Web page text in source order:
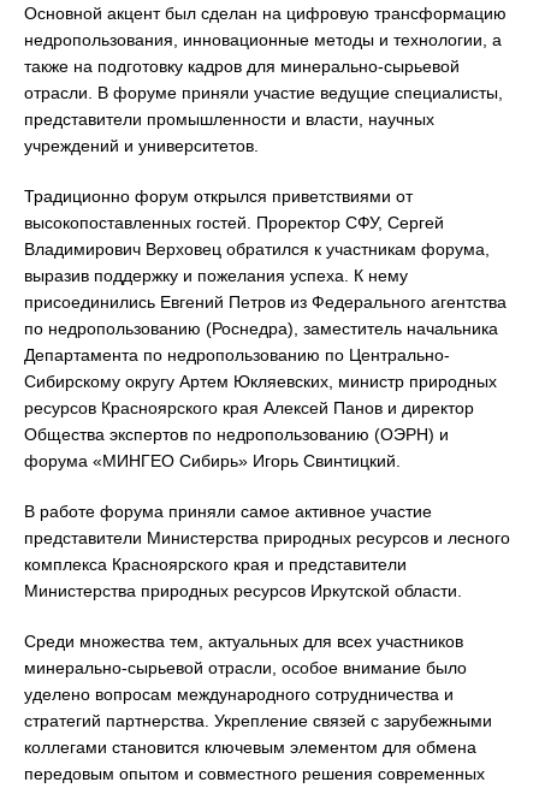
Основной акцент был сделан на цифровую трансформацию
недропользования, инновационные методы и технологии, а
также на подготовку кадров для минерально-сырьевой
отрасли. В форуме приняли участие ведущие специалисты,
представители промышленности и власти, научных
учреждений и университетов.
Традиционно форум открылся приветствиями от
высокопоставленных гостей. Проректор СФУ, Сергей
Владимирович Верховец обратился к участникам форума,
выразив поддержку и пожелания успеха. К нему
присоединились Евгений Петров из Федерального агентства
по недропользованию (Роснедра), заместитель начальника
Департамента по недропользованию по Центрально-
Сибирскому округу Артем Юкляевских, министр природных
ресурсов Красноярского края Алексей Панов и директор
Общества экспертов по недропользованию (ОЭРН) и
форума «МИНГЕО Сибирь» Игорь Свинтицкий.
В работе форума приняли самое активное участие
представители Министерства природных ресурсов и лесного
комплекса Красноярского края и представители
Министерства природных ресурсов Иркутской области.
Среди множества тем, актуальных для всех участников
минерально-сырьевой отрасли, особое внимание было
уделено вопросам международного сотрудничества и
стратегий партнерства. Укрепление связей с зарубежными
коллегами становится ключевым элементом для обмена
передовым опытом и совместного решения современных